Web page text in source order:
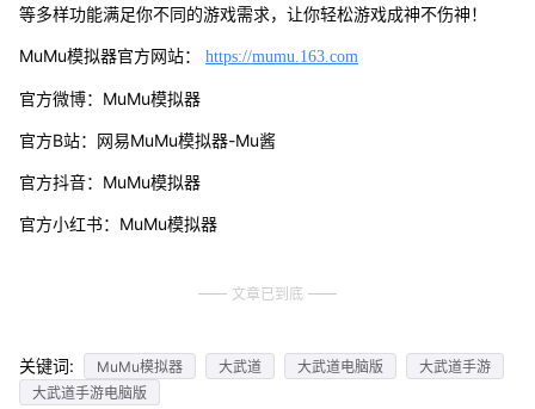
等多样功能满足你不同的游戏需求，让你轻松游戏成神不伤神！
MuMu模拟器官方网站： https://mumu.163.com
官方微博：MuMu模拟器
官方B站：网易MuMu模拟器-Mu酱
官方抖音：MuMu模拟器
官方小红书：MuMu模拟器
文章已到底
关键词: MuMu模拟器 大武道 大武道电脑版
大武道手游
大武道手游电脑版